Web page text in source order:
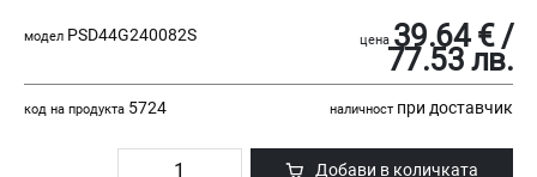
модел PSD44G240082S цена 39.64 € /
77.53 лв.
код на продукта 5724 наличност при доставчик
Добави в количката